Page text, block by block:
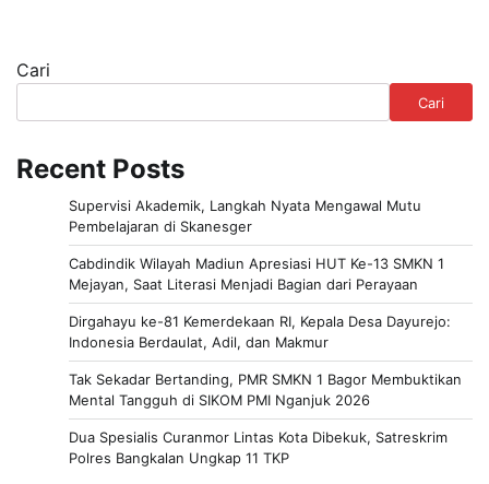
Cari
Cari
Recent Posts
Supervisi Akademik, Langkah Nyata Mengawal Mutu
Pembelajaran di Skanesger
Cabdindik Wilayah Madiun Apresiasi HUT Ke-13 SMKN 1
Mejayan, Saat Literasi Menjadi Bagian dari Perayaan
Dirgahayu ke-81 Kemerdekaan RI, Kepala Desa Dayurejo:
Indonesia Berdaulat, Adil, dan Makmur
Tak Sekadar Bertanding, PMR SMKN 1 Bagor Membuktikan
Mental Tangguh di SIKOM PMI Nganjuk 2026
Dua Spesialis Curanmor Lintas Kota Dibekuk, Satreskrim
Polres Bangkalan Ungkap 11 TKP